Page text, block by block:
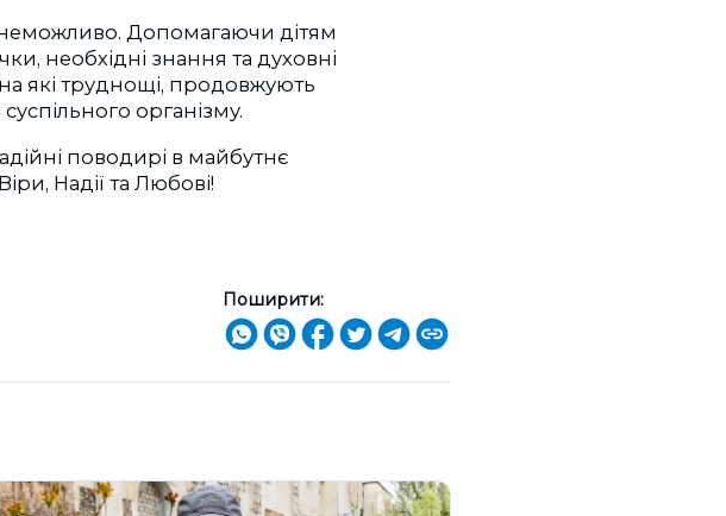
неможливо. Допомагаючи дітям
необхідні знання та духовні
які труднощі, продовжують
організму.
поводирі в майбутнє
Надії та Любові!
Поширити: